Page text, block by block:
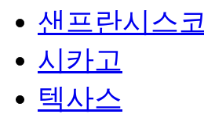
샌프란시스코
시카고
텍사스